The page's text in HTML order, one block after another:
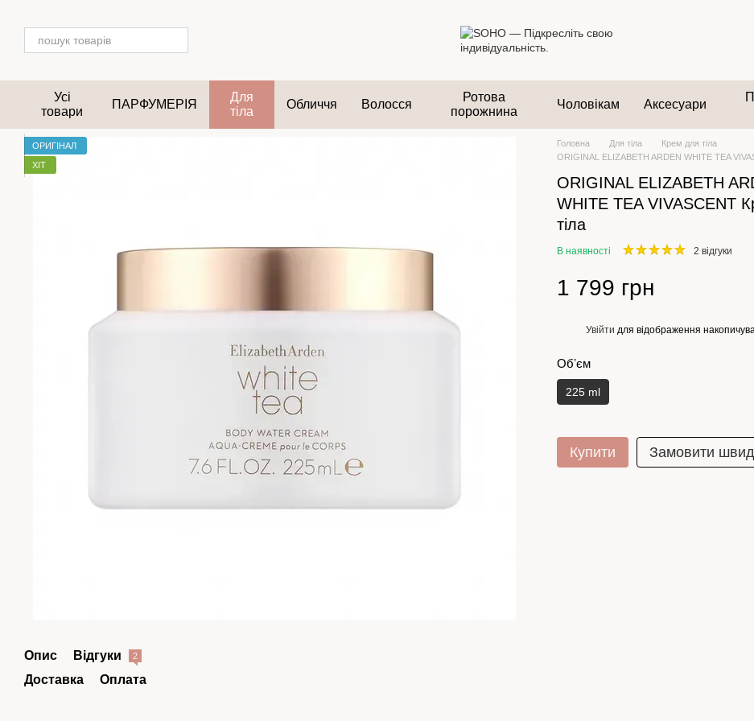
Усі
товари
ПАРФУМЕРІЯ
Для
тіла
Обличчя Волосся
Ротова
порожнина
Чоловікам Аксесуари
ОРИГІНАЛ
ХІТ
Опис Відгуки 2
Доставка Оплата
Головна Для тіла
Крем для тіла
ORIGINAL ELIZABETH ARDEN WHITE TEA
ORIGINAL ELIZABETH
WHITE TEA VIVASCENT
тіла
В наявності 2 відгуки
1 799 грн
Увійти для відображення
Обʼєм
225 ml
Купити Замовити